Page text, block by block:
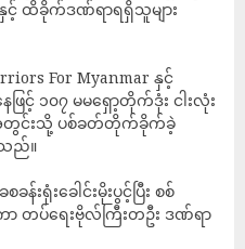
င့် ထိခိုက်ဒဏ်ရာရရှိသူများ
For Myanmar နှင့်
ြင့် ၁၀၇ မမရှော့တိုက်ဒုံး ငါးလုံး
အတွင်းသို့ ပစ်ခတ်တိုက်ခိုက်ခဲ့
သည်။
းရုံးခေါင်းမိုးပွင့်ပြီး စစ်
တပ်ရေးဗိုလ်ကြီးတဦး ဒဏ်ရာ